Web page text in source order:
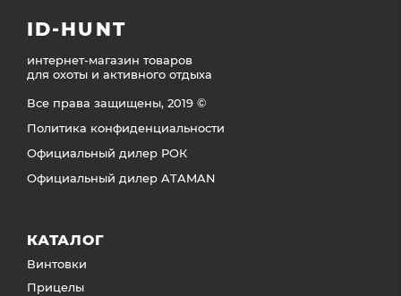
ID-HUNT
интернет-магазин товаров
для охоты и активного отдыха
Все права защищены, 2019 ©
Политика конфиденциальности
Официальный дилер РОК
Официальный дилер ATAMAN
КАТАЛОГ
Винтовки
Прицелы